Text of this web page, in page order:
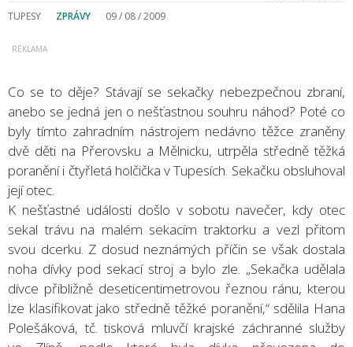
TUPESY ZPRÁVY 09 / 08 / 2009
Co se to děje? Stávají se sekačky nebezpečnou zbraní,
anebo se jedná jen o nešťastnou souhru náhod? Poté co
byly tímto zahradním nástrojem nedávno těžce zraněny
dvě děti na Přerovsku a Mělnicku, utrpěla středně těžká
poranění i čtyřletá holčička v Tupesích. Sekačku obsluhoval
její otec.
K nešťastné události došlo v sobotu navečer, kdy otec
sekal trávu na malém sekacím traktorku a vezl přitom
svou dcerku. Z dosud neznámých příčin se však dostala
noha dívky pod sekací stroj a bylo zle. „Sekačka udělala
dívce přibližně deseticentimetrovou řeznou ránu, kterou
lze klasifikovat jako středně těžké poranění,“ sdělila Hana
Polešáková, tč. tisková mluvčí krajské záchranné služby